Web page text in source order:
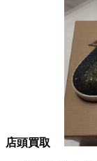
店頭買取